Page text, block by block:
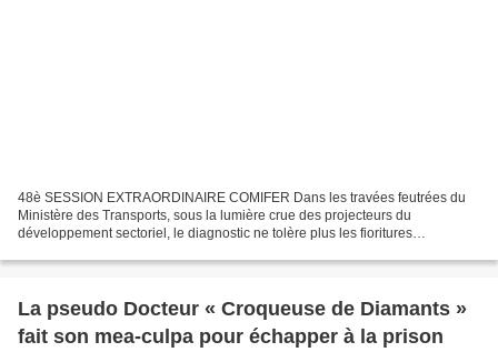
48è SESSION EXTRAORDINAIRE COMIFER Dans les travées feutrées du
Ministère des Transports, sous la lumière crue des projecteurs du
développement sectoriel, le diagnostic ne tolère plus les fioritures
La pseudo Docteur « Croqueuse de Diamants »
fait son mea-culpa pour échapper à la prison